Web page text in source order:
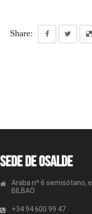
Share:
Sede de OSALDE
Araba nº 6 semisótano,
BILBAO
+34 94 600 99 47